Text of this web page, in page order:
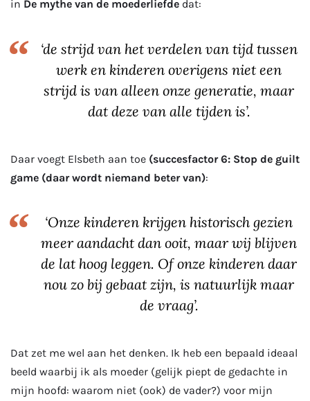
in De mythe van de moederliefde dat:
‘de strijd van het verdelen van tijd tussen
werk en kinderen overigens niet een
strijd is van alleen onze generatie, maar
dat deze van alle tijden is’.
Daar voegt Elsbeth aan toe (succesfactor 6: Stop de guilt
game (daar wordt niemand beter van):
‘Onze kinderen krijgen historisch gezien
meer aandacht dan ooit, maar wij blijven
de lat hoog leggen. Of onze kinderen daar
nou zo bij gebaat zijn, is natuurlijk maar
de vraag’.
Dat zet me wel aan het denken. Ik heb een bepaald ideaal
beeld waarbij ik als moeder (gelijk piept de gedachte in
mijn hoofd: waarom niet (ook) de vader?) voor mijn